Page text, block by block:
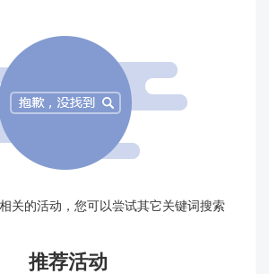
关的活动，您可以尝试其它关键词搜索
推荐活动